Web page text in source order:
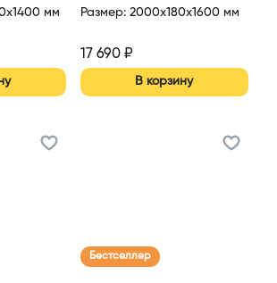
мм Размер: 2000x180x1600 мм
17 690₽
В корзину
Бестселлер